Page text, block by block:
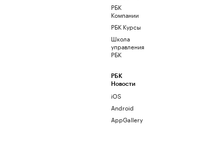
РБК
Компании
РБК Курсы
Школа
управления
РБК
РБК
Новости
iOS
Android
AppGallery